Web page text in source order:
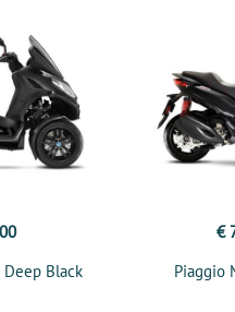
Black
€
Piaggio